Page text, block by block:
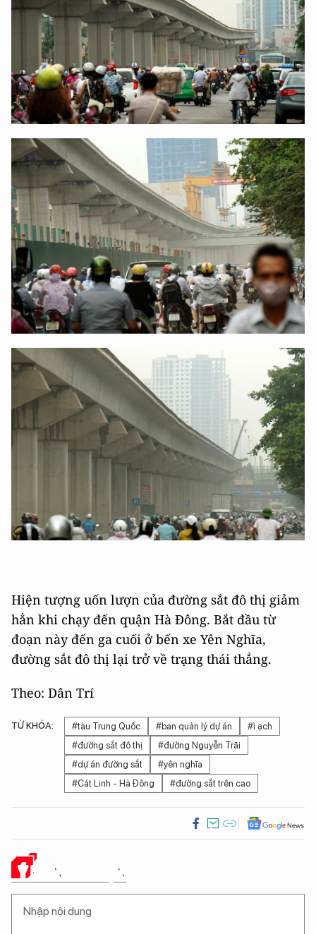
Hiện tượng uốn lượn của đường sắt đô thị giảm
hẳn khi chạy đến quận Hà Đông. Bắt đầu từ
đoạn này đến ga cuối ở bến xe Yên Nghĩa,
đường sắt đô thị lại trở về trạng thái thẳng.
Theo: Dân Trí
TỪ KHÓA: #tàu Trung Quốc #ban quản lý dự án
#ì ạch
#đường sắt đô thị
#đường Nguyễn Trãi
#dự án đường sắt
#yên nghĩa
#Cát Linh - Hà Đông
#đường sắt trên cao
Ý KIẾN CỦA BẠN